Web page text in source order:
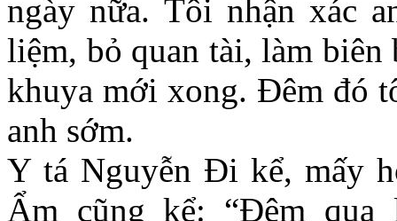
ngày nữa. Tôi nhận xác
liệm, bỏ quan tài, làm
khuya mới xong. Đêm đó
anh sớm.
Y tá Nguyễn Đi kể, mấy
Ẩm cũng kể: “Đêm